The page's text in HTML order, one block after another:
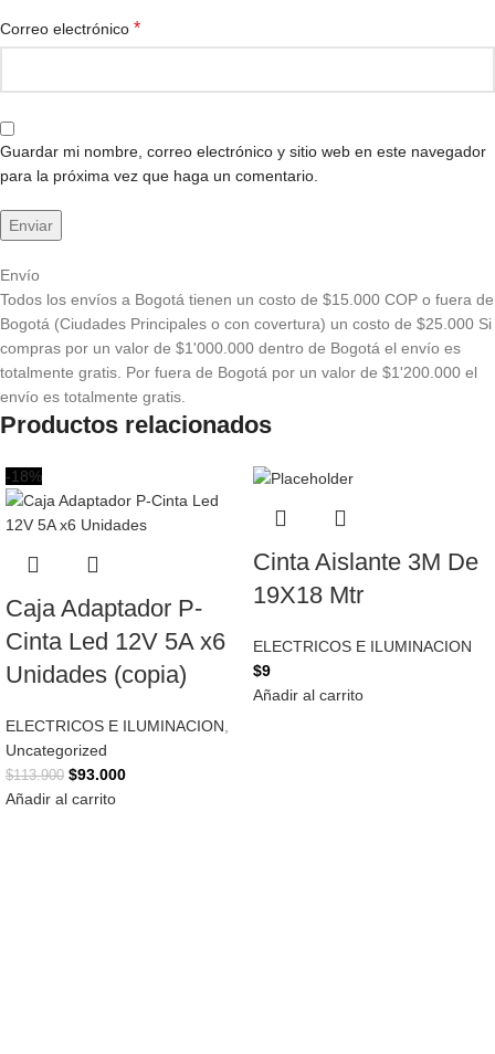
Correo electrónico *
Guardar mi nombre, correo electrónico y sitio web en este navegador
para la próxima vez que haga un comentario.
Envío
Todos los envíos a Bogotá tienen un costo de $15.000 COP o fuera de
Bogotá (Ciudades Principales o con covertura) un costo de $25.000 Si
compras por un valor de $1'000.000 dentro de Bogotá el envío es
totalmente gratis. Por fuera de Bogotá por un valor de $1'200.000 el
envío es totalmente gratis.
Productos relacionados
-18%
Caja Adaptador P-
Cinta Led 12V 5A x6
Unidades (copia)
ELECTRICOS E ILUMINACION,
Uncategorized
$113.900 $93.000
Añadir al carrito
Cinta Aislante 3M De
19X18 Mtr
ELECTRICOS E ILUMINACION
$9
Añadir al carrito